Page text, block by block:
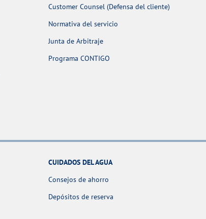
Customer Counsel (Defensa del cliente)
Normativa del servicio
Junta de Arbitraje
Programa CONTIGO
CUIDADOS DEL AGUA
Consejos de ahorro
Depósitos de reserva